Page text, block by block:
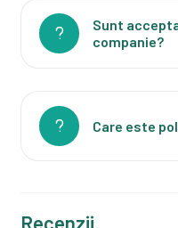
Sunt
companie?
Care este
Recenzii